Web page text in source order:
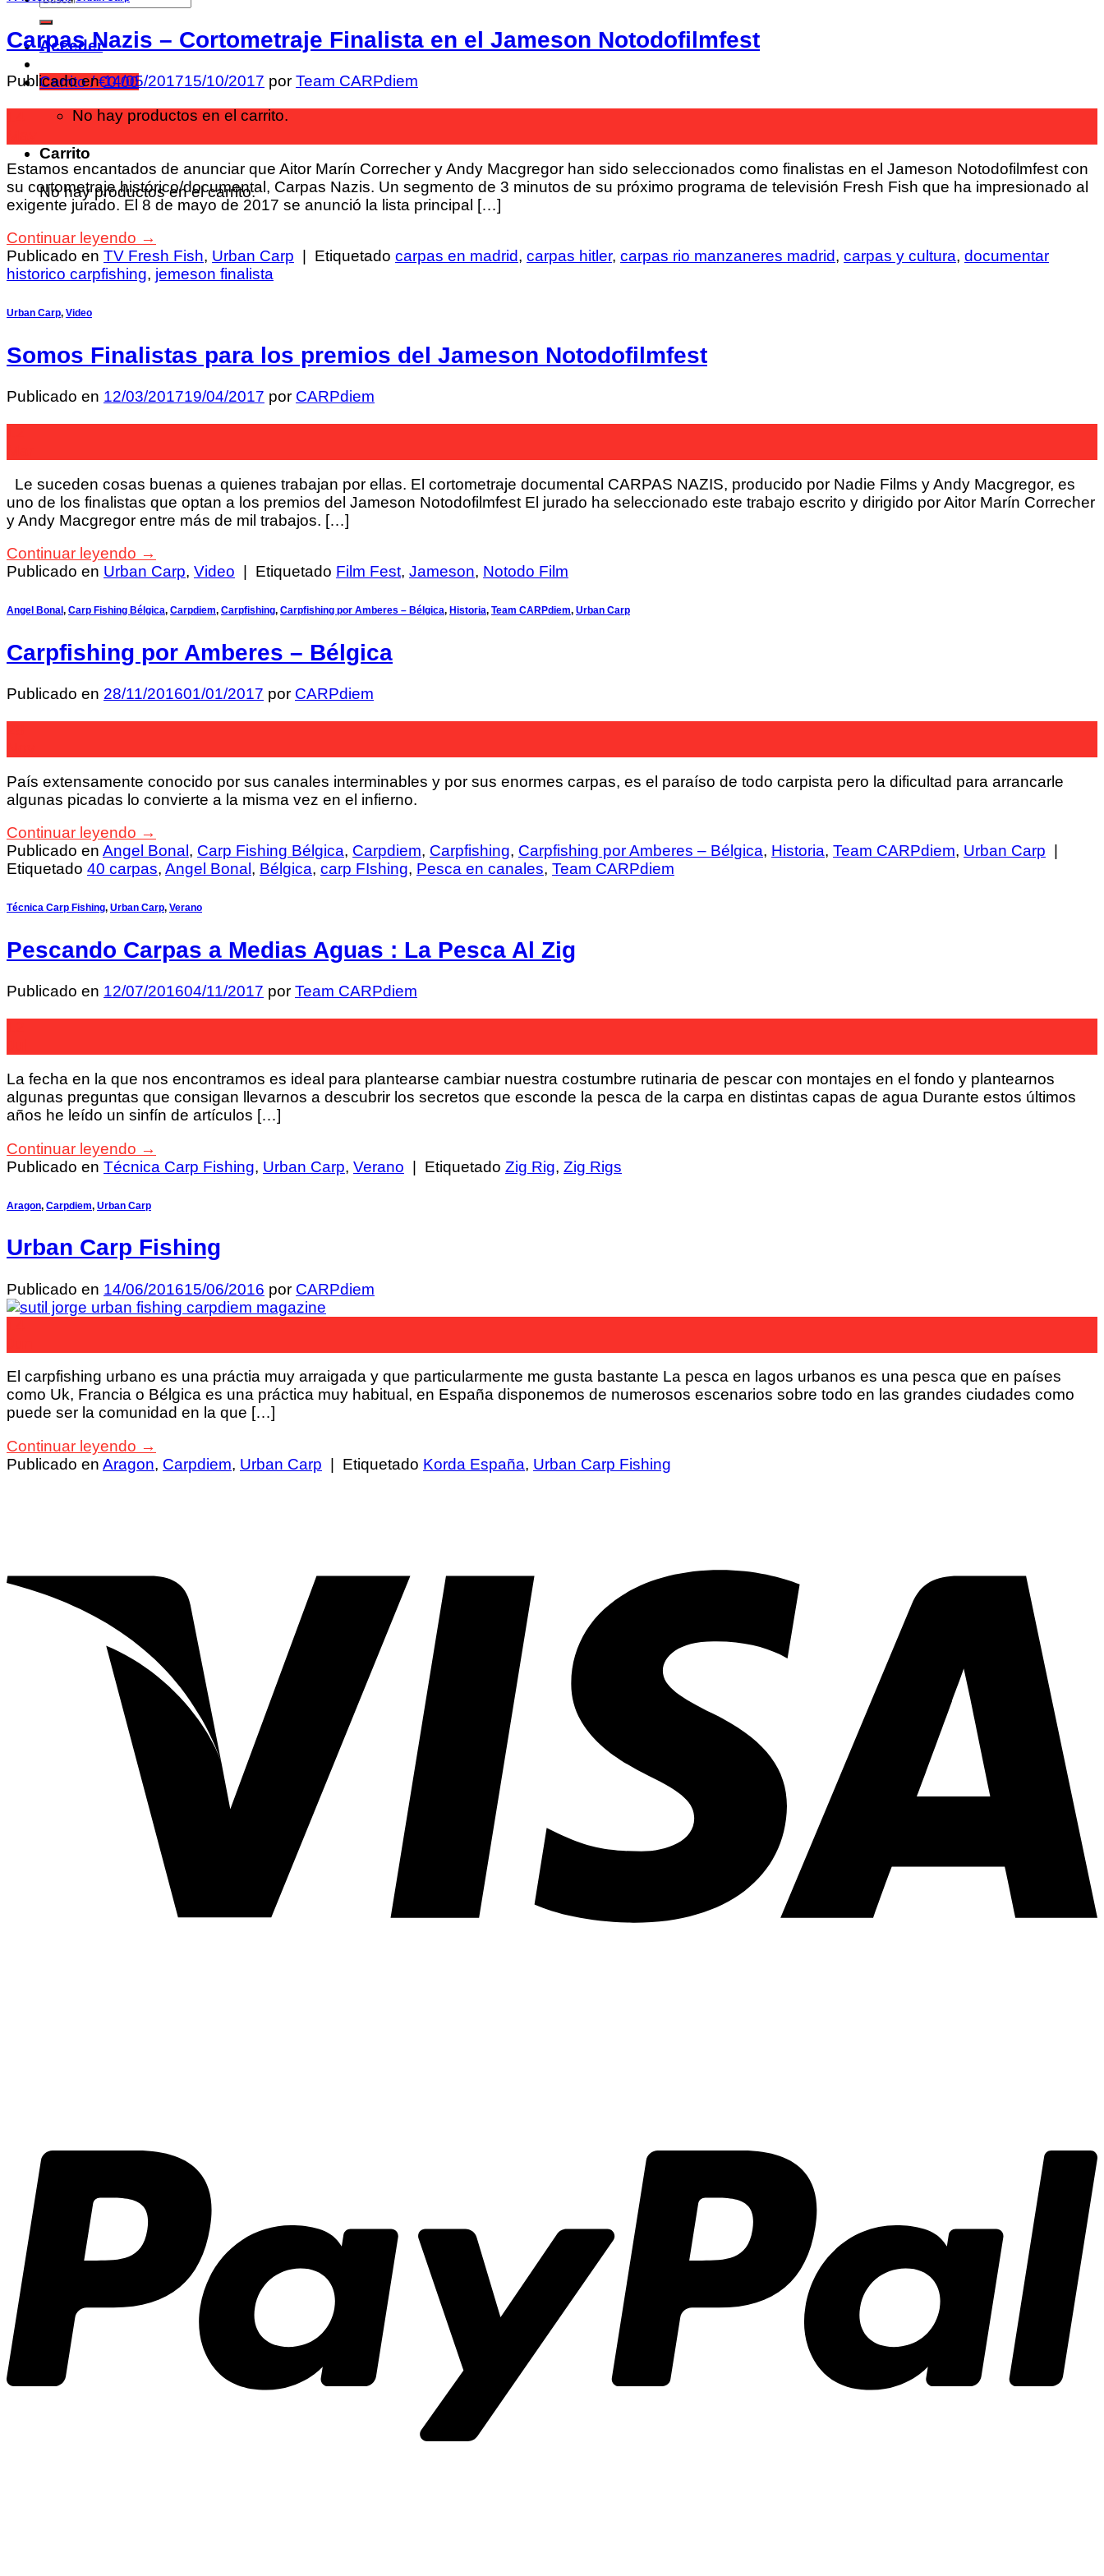
Acceder
Carrito /€0.00
No hay productos en el carrito.
Carrito
No hay productos en el carrito.
Carpas Nazis – Cortometraje Finalista en el Jameson Notodofilmfest
Publicado en14/05/201715/10/2017 por Team CARPdiem
Estamos encantados de anunciar que Aitor Marín Correcher y Andy Macgregor han sido seleccionados como finalistas en el Jameson Notodofilmfest con
su cortometraje histórico/documental, Carpas Nazis. Un segmento de 3 minutos de su próximo programa de televisión Fresh Fish que ha impresionado al
exigente jurado. El 8 de mayo de 2017 se anunció la lista principal […]
Continuar leyendo →
Publicado en TV Fresh Fish, Urban Carp Etiquetado carpas en madrid, carpas hitler, carpas rio manzaneres madrid, carpas y cultura, documentar
historico carpfishing, jemeson finalista
Urban Carp, Video
Somos Finalistas para los premios del Jameson Notodofilmfest
Publicado en 12/03/201719/04/2017 por CARPdiem
Le suceden cosas buenas a quienes trabajan por ellas. El cortometraje documental CARPAS NAZIS, producido por Nadie Films y Andy Macgregor, es
uno de los finalistas que optan a los premios del Jameson Notodofilmfest El jurado ha seleccionado este trabajo escrito y dirigido por Aitor Marín Correcher
y Andy Macgregor entre más de mil trabajos. […]
Continuar leyendo →
Publicado en Urban Carp, Video Etiquetado Film Fest, Jameson, Notodo Film
Angel Bonal , Carp Fishing Bélgica, Carpdiem, Carpfishing, Carpfishing por Amberes – Bélgica, Historia, Team CARPdiem, Urban Carp
Carpfishing por Amberes – Bélgica
Publicado en 28/11/201601/01/2017 por CARPdiem
País extensamente conocido por sus canales interminables y por sus enormes carpas, es el paraíso de todo carpista pero la dificultad para arrancarle
algunas picadas lo convierte a la misma vez en el infierno.
Continuar leyendo →
Publicado en Angel Bonal , Carp Fishing Bélgica, Carpdiem, Carpfishing, Carpfishing por Amberes – Bélgica, Historia, Team CARPdiem, Urban Carp
Etiquetado 40 carpas, Angel Bonal , Bélgica, carp FIshing, Pesca en canales, Team CARPdiem
Técnica Carp Fishing, Urban Carp, Verano
Pescando Carpas a Medias Aguas : La Pesca Al Zig
Publicado en 12/07/201604/11/2017 por Team CARPdiem
La fecha en la que nos encontramos es ideal para plantearse cambiar nuestra costumbre rutinaria de pescar con montajes en el fondo y plantearnos
algunas preguntas que consigan llevarnos a descubrir los secretos que esconde la pesca de la carpa en distintas capas de agua Durante estos últimos
años he leído un sinfín de artículos […]
Continuar leyendo →
Publicado en Técnica Carp Fishing, Urban Carp, Verano | Etiquetado Zig Rig, Zig Rigs
Aragon, Carpdiem, Urban Carp
Urban Carp Fishing
Publicado en 14/06/201615/06/2016 por CARPdiem
El carpfishing urbano es una práctia muy arraigada y que particularmente me gusta bastante La pesca en lagos urbanos es una pesca que en países
como Uk, Francia o Bélgica es una práctica muy habitual, en España disponemos de numerosos escenarios sobre todo en las grandes ciudades como
puede ser la comunidad en la que […]
Continuar leyendo →
Publicado en Aragon, Carpdiem, Urban Carp | Etiquetado Korda España, Urban Carp Fishing